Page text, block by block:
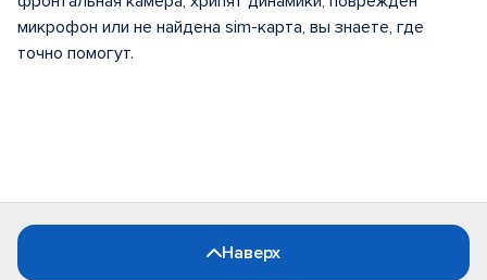
микрофон или не найдена sim-карта, вы знаете, где
точно помогут.
Наверх